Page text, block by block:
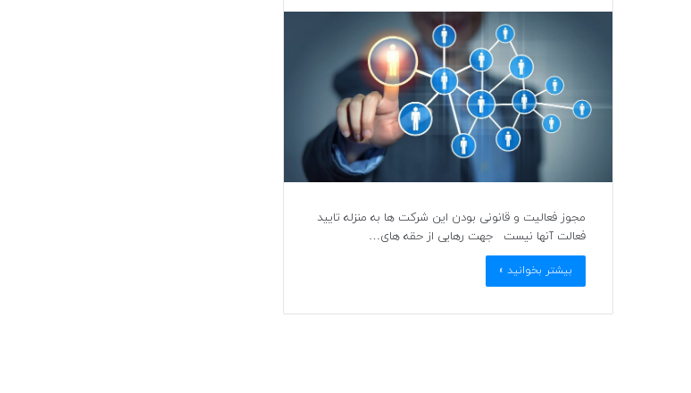
مجوز فعالیت و قانونی بودن این شرکت ها به منزله تایید
فعالت آنها نیست جهت رهایی از حقه های…
بیشتر بخوانید »